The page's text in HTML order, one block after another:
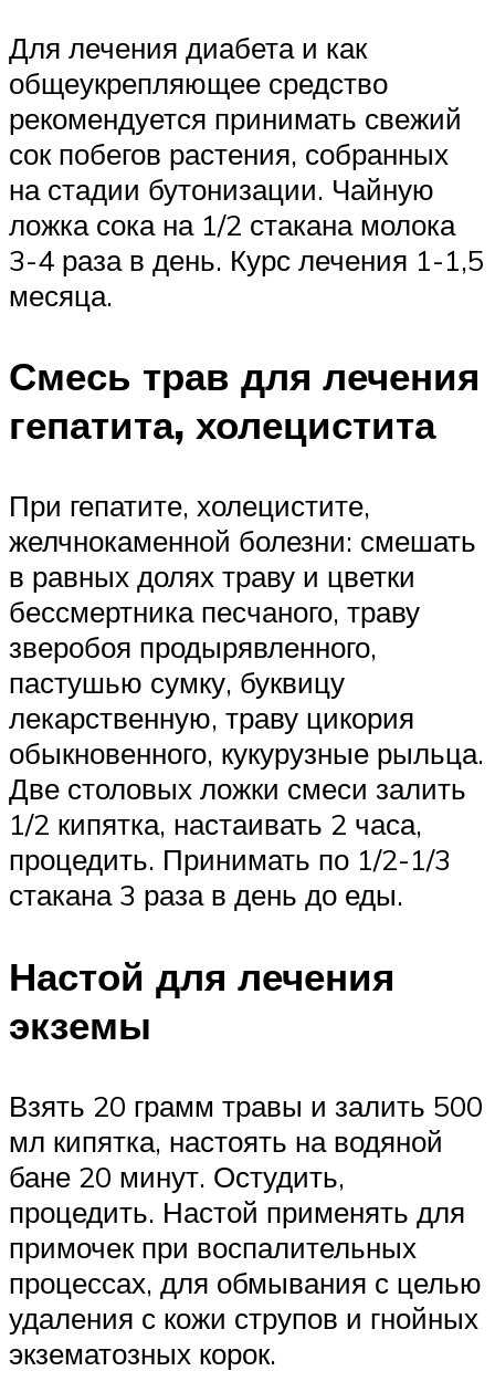
Для лечения диабета и как
общеукрепляющее средство
рекомендуется принимать свежий
сок побегов растения, собранных
на стадии бутонизации. Чайную
ложка сока на 1/2 стакана молока
3-4 раза в день. Курс лечения 1-1,5
месяца.
Смесь трав для лечения
гепатита, холецистита
При гепатите, холецистите,
желчнокаменной болезни: смешать
в равных долях траву и цветки
бессмертника песчаного, траву
зверобоя продырявленного,
пастушью сумку, буквицу
лекарственную, траву цикория
обыкновенного, кукурузные рыльца.
Две столовых ложки смеси залить
1/2 кипятка, настаивать 2 часа,
процедить. Принимать по 1/2-1/3
стакана 3 раза в день до еды.
Настой для лечения
экземы
Взять 20 грамм травы и залить 500
мл кипятка, настоять на водяной
бане 20 минут. Остудить,
процедить. Настой применять для
примочек при воспалительных
процессах, для обмывания с целью
удаления с кожи струпов и гнойных
экзематозных корок.